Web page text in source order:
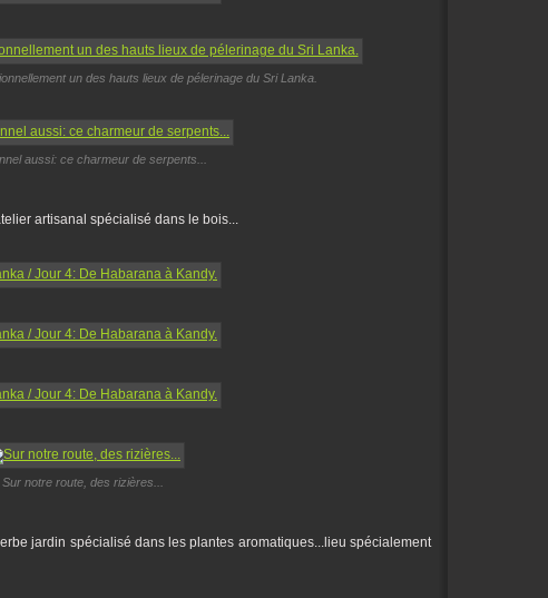
un des hauts lieux de pélerinage du Sri Lanka.
aussi: ce charmeur de serpents...
artisanal spécialisé dans le bois...
Sur notre route, des rizières...
jardin spécialisé dans les plantes aromatiques...lieu spécialement